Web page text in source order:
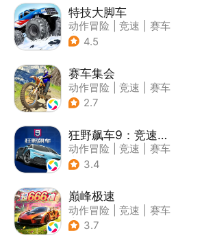
特技大脚车
动作冒险 竞速
赛车
| 卡通
4.5
赛车集会
动作冒险 竞速
赛车
| 写实
2.7
狂野飙车9：竞速传奇
动作冒险 竞速
赛车
| 狂野飙车
3.4
巅峰极速
动作冒险 竞速
赛车
| 漂移
3.7